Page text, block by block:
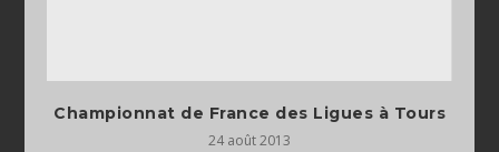
Championnat de France des Ligues à Tours
24 août 2013